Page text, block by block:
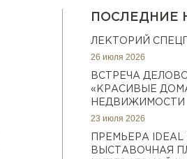
ПОСЛЕДНИЕ
ЛЕКТОРИЙ
26 июля 2026
ВСТРЕЧА
«КРАСИВЫЕ
НЕДВИЖИМОСТИ
23 июля 2026
ПРЕМЬЕРА IDEAL
ВЫСТАВОЧНАЯ